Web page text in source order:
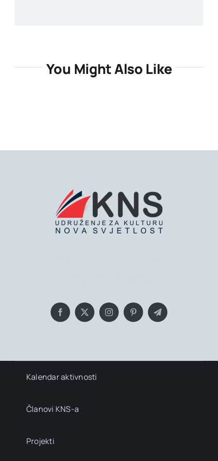
You Might Also Like
Kalendar aktivnosti
Članovi KNS-a
Projekti